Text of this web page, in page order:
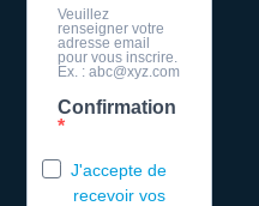
Veuillez
renseigner votre
adresse email
pour vous inscrire.
Ex. : abc@xyz.com
Confirmation
J'accepte de
recevoir vos